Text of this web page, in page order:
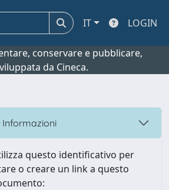
IT LOGIN
conservare e pubblicare,
da Cineca.
Informazioni
questo identificativo per
o creare un link a questo